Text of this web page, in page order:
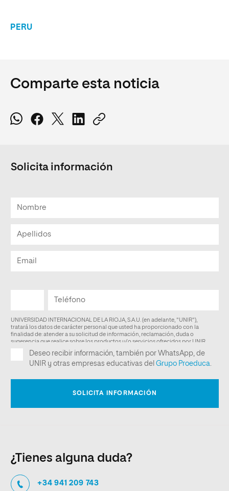
PERU
Comparte esta noticia
Solicita información
¿Tienes alguna duda?
+34 941 209 743